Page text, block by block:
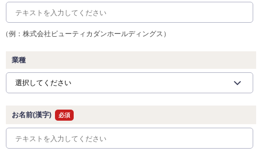
（例：株式会社ビューティカダンホールディングス）
業種
お名前(漢字) 必須